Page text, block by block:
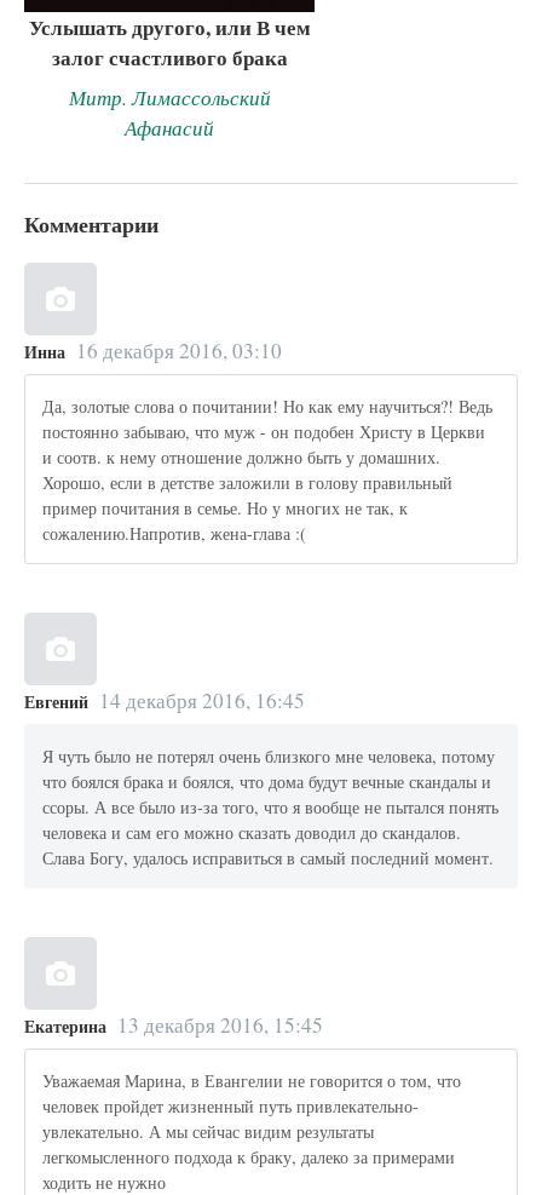
Услышать другого, или В чем
залог счастливого брака
Митр. Лимассольский
Афанасий
Комментарии
Инна 16 декабря 2016, 03:10
Да, золотые слова о почитании! Но как ему научиться?! Ведь
постоянно забываю, что муж - он подобен Христу в Церкви
и соотв. к нему отношение должно быть у домашних.
Хорошо, если в детстве заложили в голову правильный
пример почитания в семье. Но у многих не так, к
сожалению.Напротив, жена-глава :(
Евгений 14 декабря 2016, 16:45
Я чуть было не потерял очень близкого мне человека, потому
что боялся брака и боялся, что дома будут вечные скандалы и
ссоры. А все было из-за того, что я вообще не пытался понять
человека и сам его можно сказать доводил до скандалов.
Слава Богу, удалось исправиться в самый последний момент.
Екатерина 13 декабря 2016, 15:45
Уважаемая Марина, в Евангелии не говорится о том, что
человек пройдет жизненный путь привлекательно-
увлекательно. А мы сейчас видим результаты
легкомысленного подхода к браку, далеко за примерами
ходить не нужно